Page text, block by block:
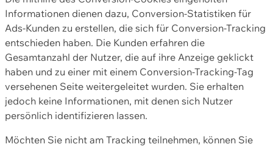
Informationen dienen dazu, Conversion-Statistiken für
Ads-Kunden zu erstellen, die sich für Conversion-Tracking
entschieden haben. Die Kunden erfahren die
Gesamtanzahl der Nutzer, die auf ihre Anzeige geklickt
haben und zu einer mit einem Conversion-Tracking-Tag
versehenen Seite weitergeleitet wurden. Sie erhalten
jedoch keine Informationen, mit denen sich Nutzer
persönlich identifizieren lassen.
Möchten Sie nicht am Tracking teilnehmen, können Sie